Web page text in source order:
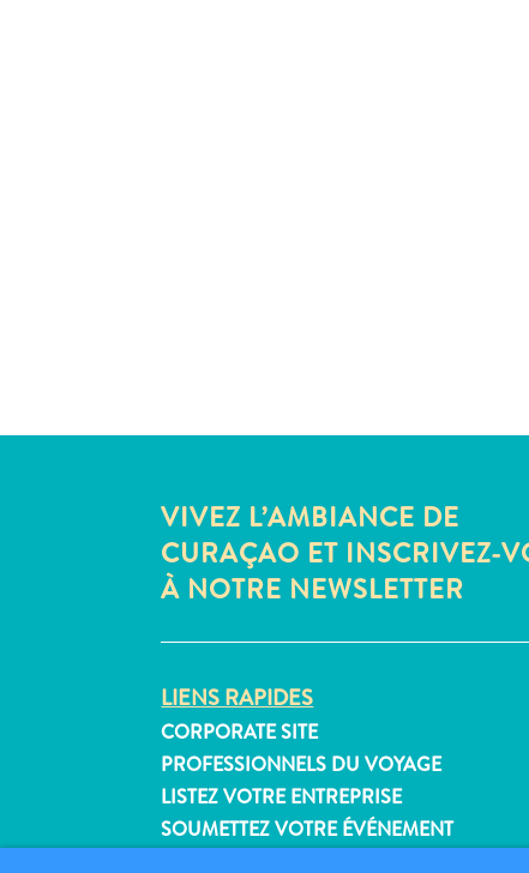
VIVEZ L’AMBIANCE DE
CURAÇAO ET INSCRIVEZ-
À NOTRE NEWSLETTER
LIENS RAPIDES
CORPORATE SITE
PROFESSIONNELS DU VOYAGE
LISTEZ VOTRE ENTREPRISE
SOUMETTEZ VOTRE ÉVÉNEMENT